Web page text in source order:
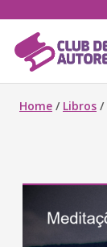
Home / Libros /